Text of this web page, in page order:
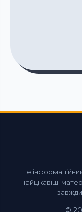
Це
найцікавіші
завжди